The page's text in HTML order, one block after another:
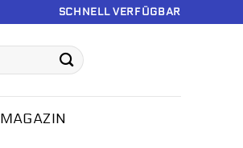
SCHNELL VERFÜGBAR
MAGAZIN